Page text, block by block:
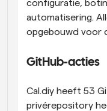
configuratie,
automatisering.
opgebouwd voor
GitHub-acties
Cal.diy heeft 53
privérepository